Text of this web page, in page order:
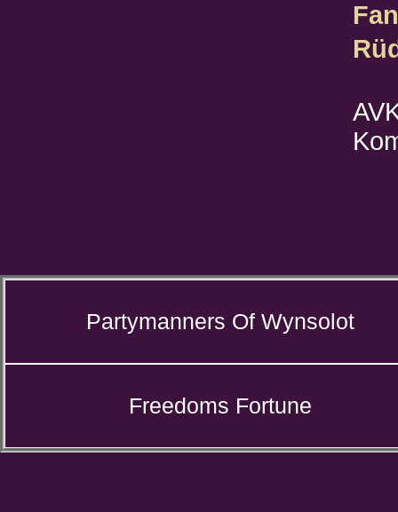
Partymanners Of Wynsolot
Freedoms Fortune